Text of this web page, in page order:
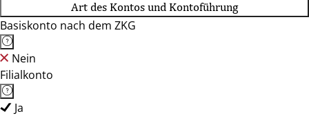
Art des Kontos und Kontoführung
Basiskonto nach dem ZKG
Nein
Filialkonto
Ja